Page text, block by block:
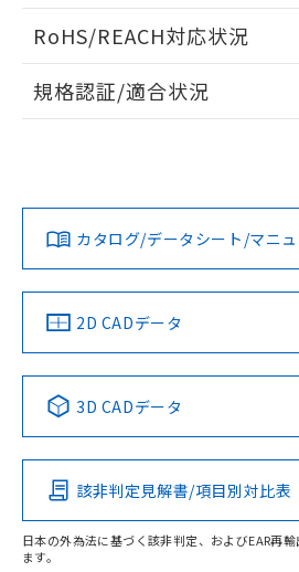
ドすることができます。
ログイン/会員
ダウンロードデータをご利用いただ
みください。
ソフトウェアの使用条件
RoHS/REACH対応状況
EU RoHS 注意事項・凡例
対応済み
中国 RoHS 注意事項・凡例
Pb Hg
O
規格認証/適合状況
LR型式承認
（イギリス
船舶規格）
DNV型式承認
（ノルウェー
No No
この製品の規格
その他の認証はこちらのペ
カタログ/データシート/マニ
2D CADデータ
3D CADデータ
該非判定見解書/項目別対比表
日本の外為法に基づく該非判定、およびEAR再
ます。
物質の対応では、対応完了ま
荷製品に未対応品が混在す
欄に対応日を記載しておりま
既に当社にて対応品への在